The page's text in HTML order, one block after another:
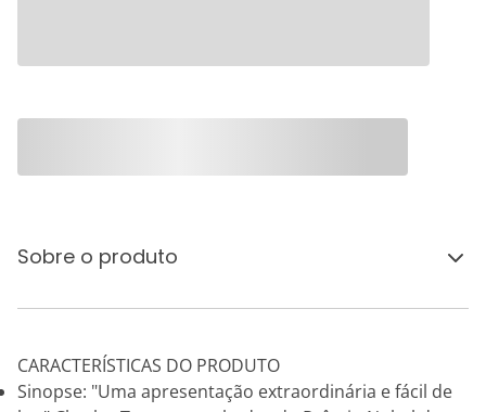
Sobre o produto
CARACTERÍSTICAS DO PRODUTO
Sinopse: "Uma apresentação extraordinária e fácil de